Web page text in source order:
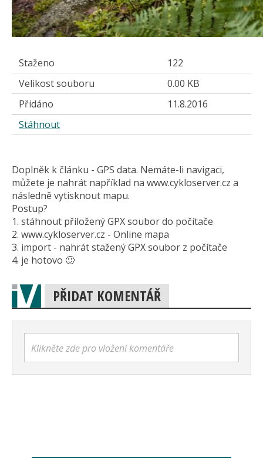
Staženo
122
Velikost souboru
0.00 KB
Přidáno
11.8.2016
Stáhnout
Doplněk k článku - GPS data. Nemáte-li navigaci,
můžete je nahrát například na www.cykloserver.cz a
následně vytisknout mapu.
Postup?
1. stáhnout přiložený GPX soubor do počítače
2. www.cykloserver.cz - Online mapa
3. import - nahrát stažený GPX soubor z počítače
4. je hotovo 🙂
PŘIDAT KOMENTÁŘ
Klikněte zde pro vložení komentáře